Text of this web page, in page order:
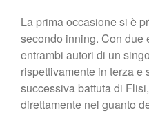
La prima occasione si è
secondo inning. Con due
entrambi autori di un
rispettivamente in terza e
successiva battuta di
direttamente nel guanto